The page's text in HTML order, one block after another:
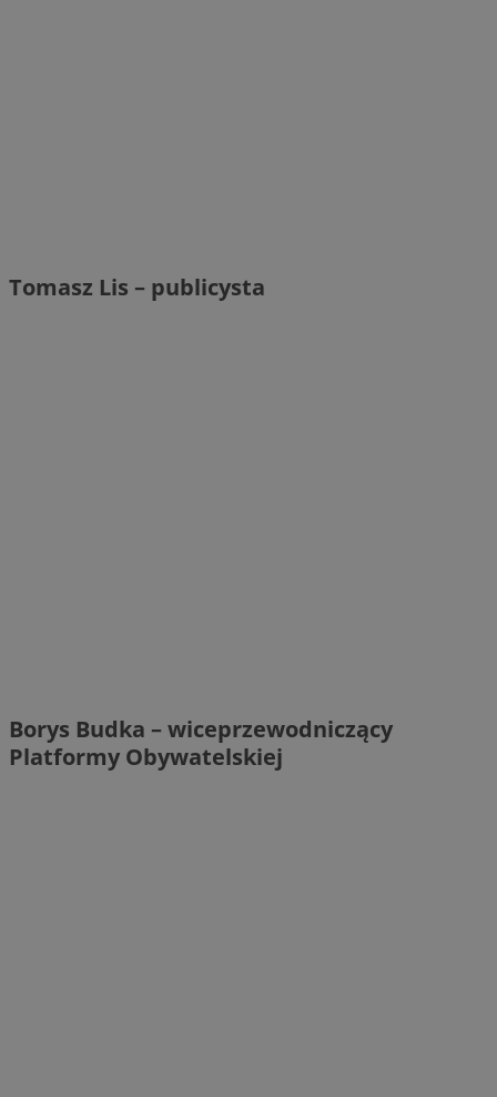
Tomasz Lis – publicysta
Borys Budka – wiceprzewodniczący
Platformy Obywatelskiej